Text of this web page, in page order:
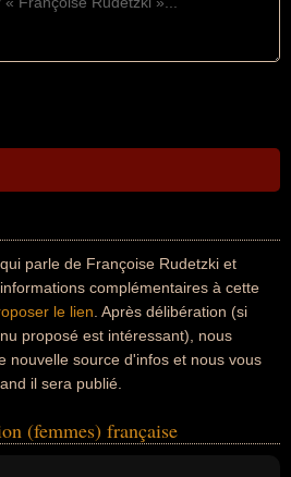
parle de Françoise Rudetzki et
complémentaires à cette
le lien . Après délibération (si
proposé est intéressant), nous
nouvelle source d'infos et nous vous
il sera publié.
(femmes) française